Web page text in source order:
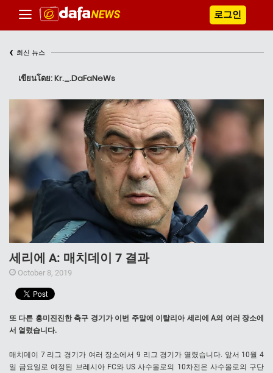
로그인
‹ 최신 뉴스
เขียนโดย: Kr._.DaFaNeWs
세리에 A: 매치데이 7 결과
October 8, 2019
또 다른 흥미진진한 축구 경기가 이번 주말에 이탈리아 세리에 A의 여러 장소에
서 열렸습니다.
매치데이 7 리그 경기가 여러 장소에서 9 리그 경기가 열렸습니다. 앞서 10월 4
일 금요일로 예정된 브레시아 FC와 US 사수올로의 10차전은 사수올로의 구단